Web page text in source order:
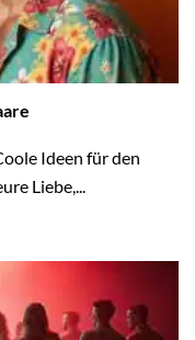
Ideen für den
Liebe,...